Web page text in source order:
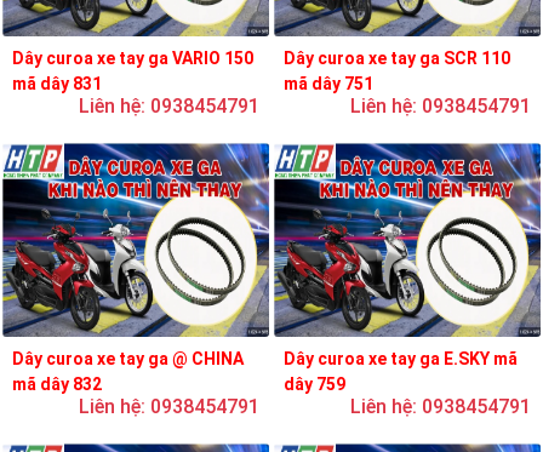
Dây curoa xe tay ga VARIO 150
mã dây 831
Liên hệ: 0938454791
Dây curoa xe tay ga SCR 110
mã dây 751
Liên hệ: 0938454791
Dây curoa xe tay ga @ CHINA
mã dây 832
Liên hệ: 0938454791
Dây curoa xe tay ga E.SKY mã
dây 759
Liên hệ: 0938454791